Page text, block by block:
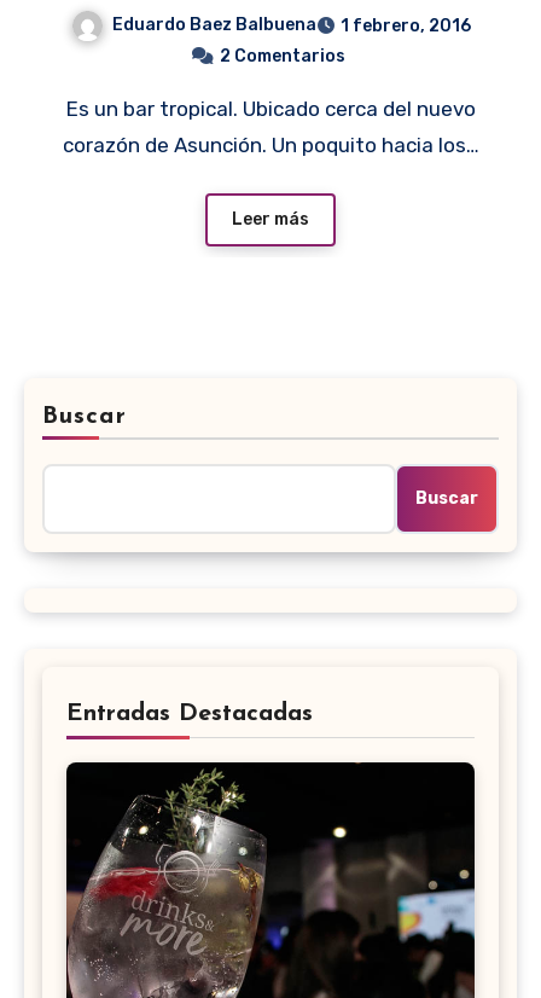
Eduardo Baez Balbuena
1 febrero, 2016
2 Comentarios
Es un bar tropical. Ubicado cerca del nuevo
corazón de Asunción. Un poquito hacia los…
Leer más
Buscar
Buscar
Entradas Destacadas